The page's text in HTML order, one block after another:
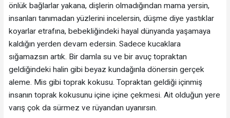
önlük bağlarlar yakana, dişlerin olmadığından mama yersin,
insanları tanımadan yüzlerini incelersin, düşme diye yastıklar
koyarlar etrafına, bebekliğindeki hayal dünyanda yaşamaya
kaldığın yerden devam edersin. Sadece kucaklara
sığamazsın artık. Bir damla su ve bir avuç topraktan
geldiğindeki halin gibi beyaz kundağınla dönersin gerçek
aleme. Mis gibi toprak kokusu. Topraktan geldiği içinmiş
insanın toprak kokusunu içine içine çekmesi. Ait olduğun yere
varış çok da sürmez ve rüyandan uyanırsın.